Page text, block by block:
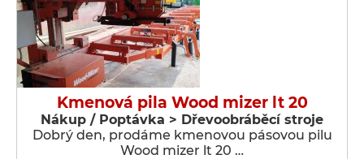
Kmenová pila Wood mizer lt 20
Nákup / Poptávka > Dřevoobráběcí stroje
Dobrý den, prodáme kmenovou pásovou pilu
Wood mizer lt 20 …